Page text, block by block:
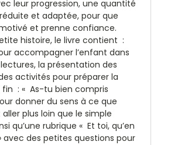
leur progression, une quantité
et adaptée, pour que
et prenne confiance.
histoire, le livre contient :
accompagner l’enfant dans
la présentation des
activités pour préparer la
: « As-tu bien compris
donner du sens à ce que
plus loin que le simple
qu’une rubrique « Et toi, qu’en
des petites questions pour